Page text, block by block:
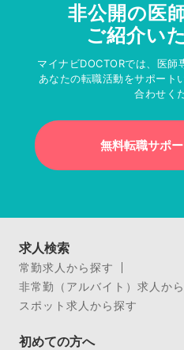
非公開の医
ご紹介い
マイナビDOCTORでは、医
あなたの転職活動をサポート
合わせく
無料転職サポ
求人検索
常勤求人から探す
非常勤（アルバイト）求人か
スポット求人から探す
初めての方へ